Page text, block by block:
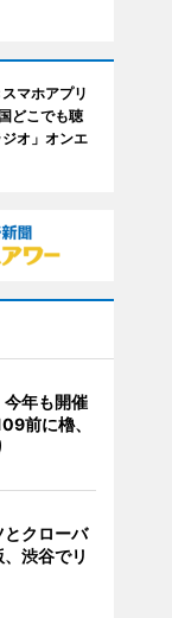
マホアプリ
どこでも聴
オ」オンエ
今年も開催
前に櫓、
クローバ
渋谷でリ